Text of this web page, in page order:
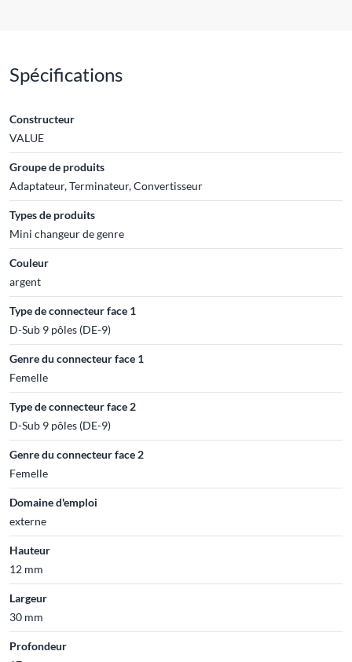
Spécifications
Constructeur
VALUE
Groupe de produits
Adaptateur, Terminateur, Convertisseur
Types de produits
Mini changeur de genre
Couleur
argent
Type de connecteur face 1
D-Sub 9 pôles (DE-9)
Genre du connecteur face 1
Femelle
Type de connecteur face 2
D-Sub 9 pôles (DE-9)
Genre du connecteur face 2
Femelle
Domaine d'emploi
externe
Hauteur
12 mm
Largeur
30 mm
Profondeur